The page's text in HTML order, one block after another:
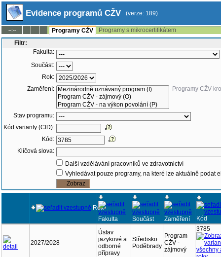
Evidence programů CŽV (verze: 189)
--:-- Programy CŽV
Programy s mikrocertifikátem
Filtr:
Fakulta:
Součást:
Rok:
Zaměření:
Programy CŽV
Stav programu:
Kód varianty (CID):
Kód:
Klíčová slova:
Další vzdělávání pracovníků ve zdravotnictví
Vyhledávat pouze programy, na které lze aktuálně podat
Rok
Fakulta
Součást Zaměření Kód
2027/2028
Ústav
jazykové a
odborné
přípravy
Středisko
Poděbrady
Program
CŽV -
zájmový
3785